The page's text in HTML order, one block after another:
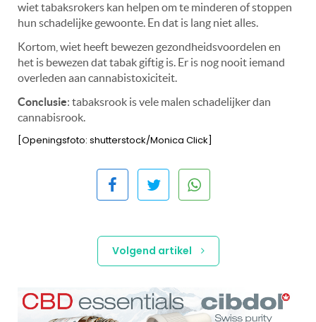
wiet tabaksrokers kan helpen om te minderen of stoppen
hun schadelijke gewoonte. En dat is lang niet alles.
Kortom, wiet heeft bewezen gezondheidsvoordelen en
het is bewezen dat tabak giftig is. Er is nog nooit iemand
overleden aan cannabistoxiciteit.
Conclusie: tabaksrook is vele malen schadelijker dan
cannabisrook.
[Openingsfoto: shutterstock/Monica Click]
Volgend artikel